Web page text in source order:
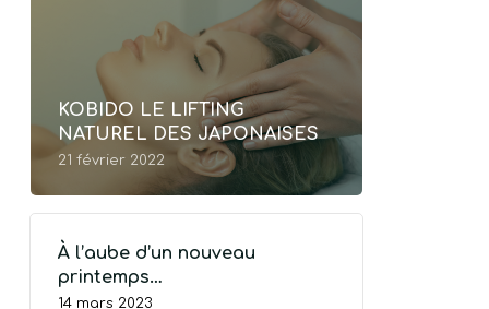
KOBIDO LE LIFTING
NATUREL DES JAPONAISES
21 février 2022
À l’aube d’un nouveau
printemps…
14 mars 2023